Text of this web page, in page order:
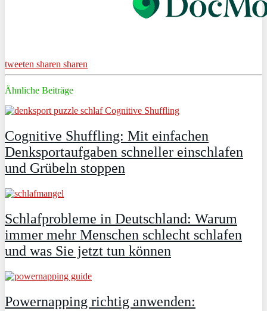
tweeten sharen sharen
Ähnliche Beiträge
Cognitive Shuffling: Mit einfachen
Denksportaufgaben schneller einschlafen
und Grübeln stoppen
Schlafprobleme in Deutschland: Warum
immer mehr Menschen schlecht schlafen
und was Sie jetzt tun können
Powernapping richtig anwenden: